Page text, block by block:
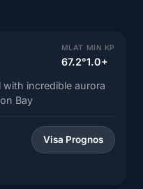
MLAT
67.2°
MIN KP
1.0+
with incredible aurora
Bay
Visa Prognos